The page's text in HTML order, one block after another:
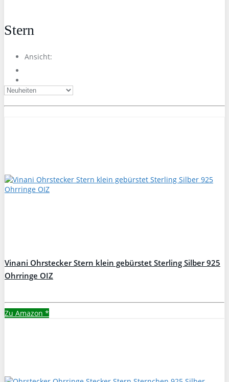
Stern
Ansicht:
Vinani Ohrstecker Stern klein gebürstet Sterling Silber 925
Ohrringe OIZ
Zu Amazon *